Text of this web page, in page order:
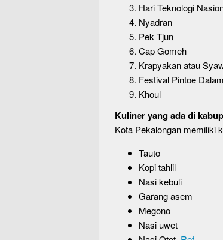
Hari Teknologi
Nyadran
Pek Tjun
Cap Gomeh
Krapyakan atau
Festival Pintoe Dalam
Khoul
Kulineryang ada di
Kota Pekalongan memiliki
Tauto
Kopi tahlil
Nasi kebuli
Garang asem
Megono
Nasi uwet